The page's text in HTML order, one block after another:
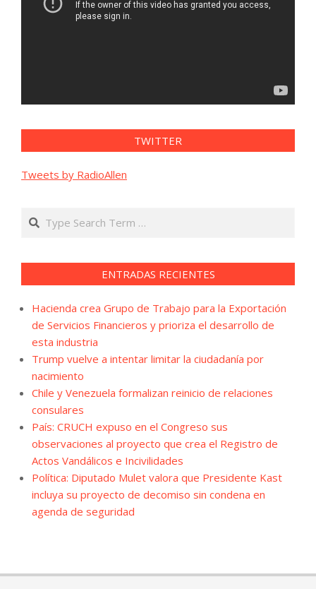
TWITTER
Tweets by RadioAllen
Search
ENTRADAS RECIENTES
Hacienda crea Grupo de Trabajo para la Exportación
de Servicios Financieros y prioriza el desarrollo de
esta industria
Trump vuelve a intentar limitar la ciudadanía por
nacimiento
Chile y Venezuela formalizan reinicio de relaciones
consulares
País: CRUCH expuso en el Congreso sus
observaciones al proyecto que crea el Registro de
Actos Vandálicos e Incivilidades
Política: Diputado Mulet valora que Presidente Kast
incluya su proyecto de decomiso sin condena en
agenda de seguridad